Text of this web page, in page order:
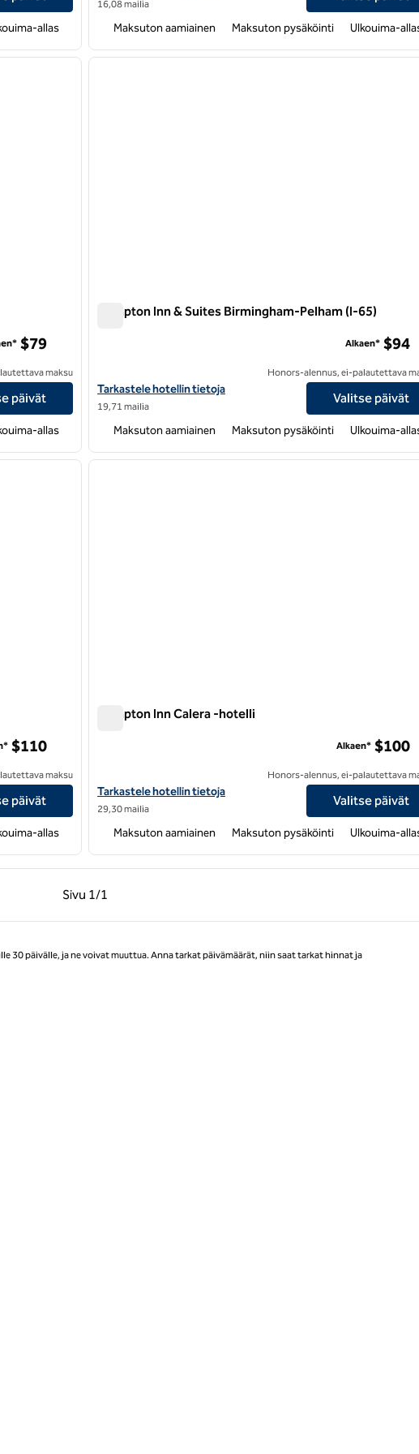
allas
16,08 mailia
Maksuton aamiainen Maksuton pysäköinti Ulkouima-
seuraava kuva
$79
maksu
päivät
allas
1/12
Hampton Inn & Suites Birmingham-Pelham (I-65)
Katso Hampton Inn & Suites Birmingham-Pelhamin (I-65)
Tarkastele hotellin tietoja
19,71 mailia
Alkaen* $94
Honors-alennus, ei-palautettava
Valitse päivät
Maksuton aamiainen Maksuton pysäköinti Ulkouima-
seuraava kuva
Birmingham
$110
maksu
päivät
allas
1/12
Hampton Inn Calera -hotelli
Näytä Hampton Inn Calera -hotellin tiedot
Tarkastele hotellin tietoja
29,30 mailia
Alkaen* $100
Honors-alennus, ei-palautettava
Valitse päivät
Maksuton aamiainen Maksuton pysäköinti Ulkouima-
Sivu 1/1
Edellinen sivu, 1/1
Sivu 1/1
30 päivälle, ja ne voivat muuttua. Anna tarkat päivämäärät, niin saat tarkat hinnat ja